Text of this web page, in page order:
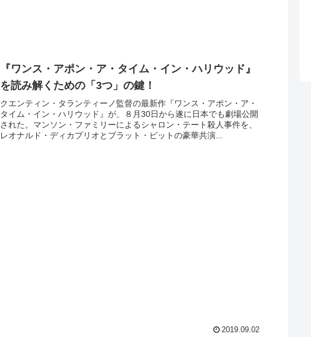
『ワンス・アポン・ア・タイム・イン・ハリウッド』
を読み解くための「3つ」の鍵！
クエンティン・タランティーノ監督の最新作『ワンス・アポン・ア・
タイム・イン・ハリウッド』が、８月30日から遂に日本でも劇場公開
された。マンソン・ファミリーによるシャロン・テート殺人事件を、
レオナルド・ディカプリオとブラット・ピットの豪華共演...
2019.09.02